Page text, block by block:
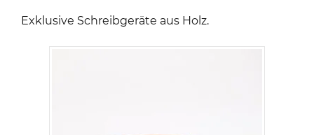
Exklusive Schreibgeräte aus Holz.